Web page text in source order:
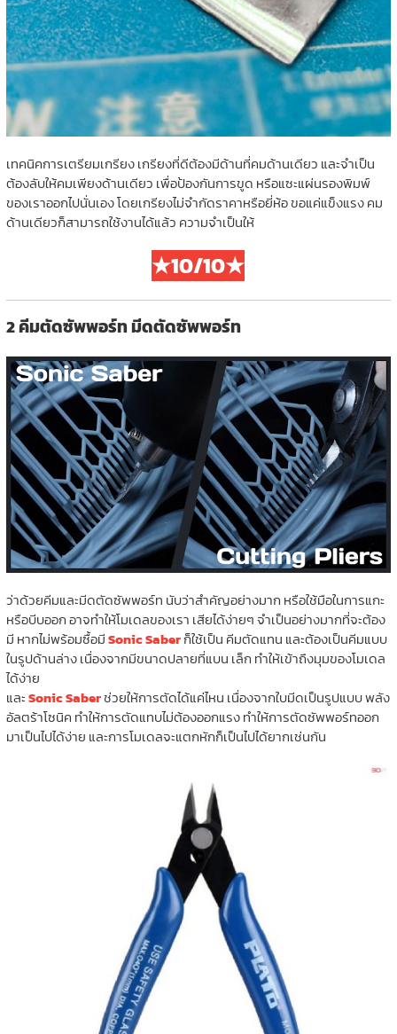
เทคนิคการเตรียมเกรียง เกรียงที่ดีต้องมีด้านที่คมด้านเดียว และจำเป็น
ต้องลับให้คมเพียงด้านเดียว เพื่อป้องกันการขูด หรือแซะแผ่นรองพิมพ์
ของเราออกไปนั่นเอง โดยเกรียงไม่จำกัดราคาหรือยี่ห้อ ขอแค่แข็งแรง คม
ด้านเดียวก็สามารถใช้งานได้แล้ว ความจำเป็นให้
★10/10★
2 คีมตัดซัพพอร์ท มีดตัดซัพพอร์ท
ว่าด้วยคีมและมีดตัดซัพพอร์ท นับว่าสำคัญอย่างมาก หรือใช้มือในการแกะ
หรือบีบออก อาจทำให้โมเดลของเรา เสียได้ง่ายๆ จำเป็นอย่างมากที่จะต้อง
มี หากไม่พร้อมซื้อมีSonic Saberก็ใช้เป็น คีมตัดแทน และต้องเป็นคีมแบบ
ในรูปด้านล่าง เนื่องจากมีขนาดปลายที่แบน เล็ก ทำให้เข้าถึงมุมของโมเดล
ได้ง่าย
และSonic Saberช่วยให้การตัดได้แค่ไหน เนื่องจากใบมีดเป็นรูปแบบ พลัง
อัลตร้าโซนิค ทำให้การตัดแทบไม่ต้องออกแรง ทำให้การตัดซัพพอร์ทออก
มาเป็นไปได้ง่าย และการโมเดลจะแตกหักก็เป็นไปได้ยากเช่นกัน